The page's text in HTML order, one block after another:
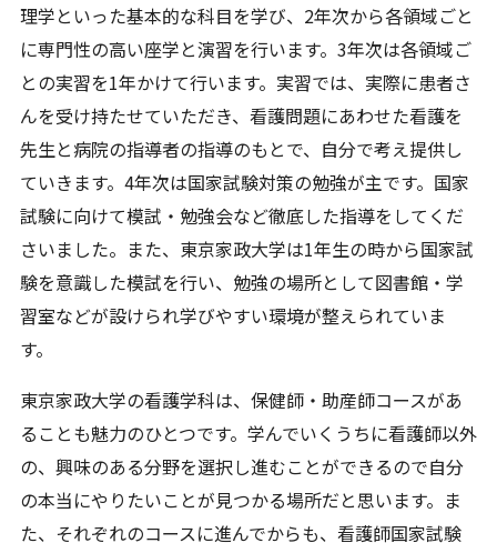
理学といった基本的な科目を学び、2年次から各領域ごと
に専門性の高い座学と演習を行います。3年次は各領域ご
との実習を1年かけて行います。実習では、実際に患者さ
んを受け持たせていただき、看護問題にあわせた看護を
先生と病院の指導者の指導のもとで、自分で考え提供し
ていきます。4年次は国家試験対策の勉強が主です。国家
試験に向けて模試・勉強会など徹底した指導をしてくだ
さいました。また、東京家政大学は1年生の時から国家試
験を意識した模試を行い、勉強の場所として図書館・学
習室などが設けられ学びやすい環境が整えられていま
す。
東京家政大学の看護学科は、保健師・助産師コースがあ
ることも魅力のひとつです。学んでいくうちに看護師以外
の、興味のある分野を選択し進むことができるので自分
の本当にやりたいことが見つかる場所だと思います。ま
た、それぞれのコースに進んでからも、看護師国家試験